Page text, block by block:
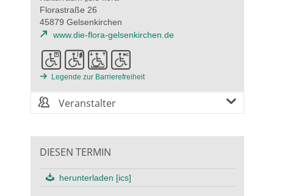
Florastraße 26
45879 Gelsenkirchen
www.die-flora-gelsenkirchen.de
Legende zur Barrierefreiheit
Veranstalter
DIESEN TERMIN
herunterladen [ics]